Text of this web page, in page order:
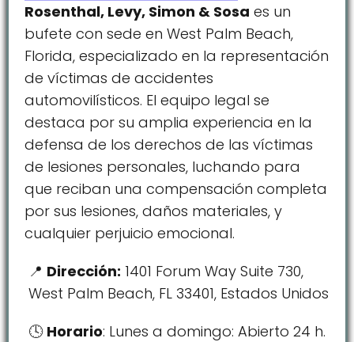
Rosenthal, Levy, Simon & Sosa es un
bufete con sede en West Palm Beach,
Florida, especializado en la representación
de víctimas de accidentes
automovilísticos. El equipo legal se
destaca por su amplia experiencia en la
defensa de los derechos de las víctimas
de lesiones personales, luchando para
que reciban una compensación completa
por sus lesiones, daños materiales, y
cualquier perjuicio emocional.
Dirección: 1401 Forum Way Suite 730,
West Palm Beach, FL 33401, Estados Unidos
Horario: Lunes a domingo: Abierto 24 h.